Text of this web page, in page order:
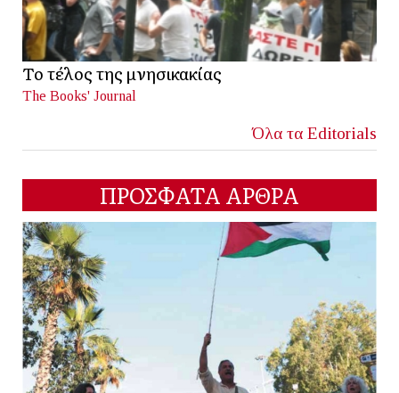
Το τέλος της μνησικακίας
The Books' Journal
Όλα τα Editorials
ΠΡΟΣΦΑΤΑ ΑΡΘΡΑ